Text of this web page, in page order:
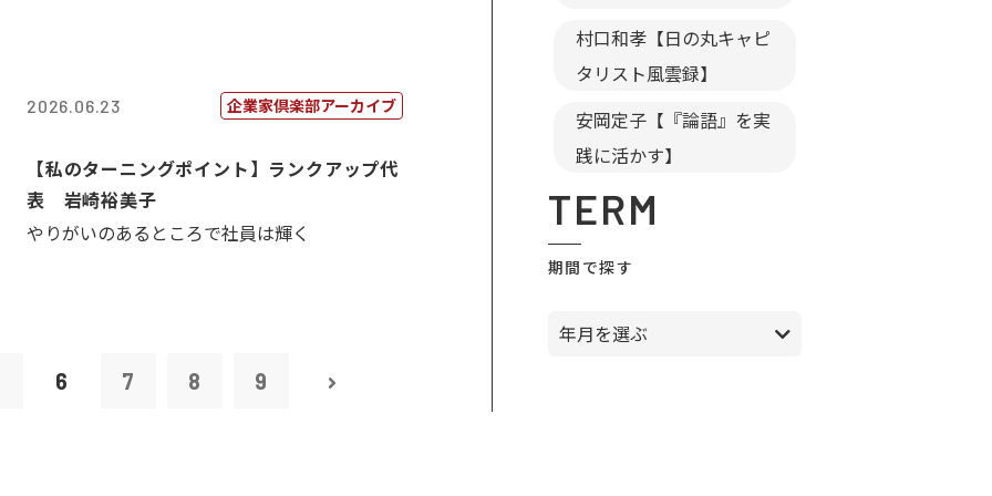
2026.06.23 企業家倶楽部アーカイブ
【私のターニングポイント】ランクアップ代
表 岩崎裕美子
やりがいのあるところで社員は輝く
6 7 8 9
村口和孝【日の丸キャピ
タリスト風雲録】
安岡定子【『論語』を実
践に活かす】
TERM
期間で探す
年月を選ぶ